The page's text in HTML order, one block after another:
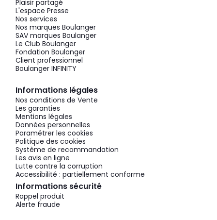
Plaisir partagé
L'espace Presse
Nos services
Nos marques Boulanger
SAV marques Boulanger
Le Club Boulanger
Fondation Boulanger
Client professionnel
Boulanger INFINITY
Informations légales
Nos conditions de Vente
Les garanties
Mentions légales
Données personnelles
Paramétrer les cookies
Politique des cookies
Système de recommandation
Les avis en ligne
Lutte contre la corruption
Accessibilité : partiellement conforme
Informations sécurité
Rappel produit
Alerte fraude